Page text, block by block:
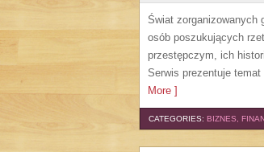
Świat zorganizowanych
osób poszukujących
przestępczym, ich
Serwis prezentuje
More ]
CATEGORIES: BIZNES,